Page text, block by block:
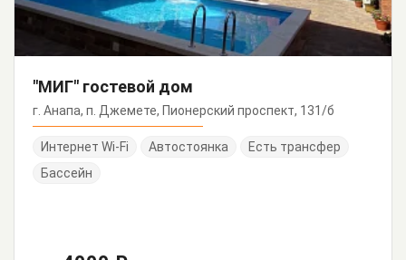
"МИГ" гостевой дом
г. Анапа, п. Джемете, Пионерский проспект, 131/б
Интернет Wi-Fi Автостоянка
Есть трансфер
Бассейн